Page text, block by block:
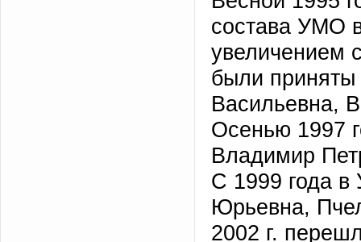
состава УМО
увеличением
были приняты
Васильевна,
Осенью 1997
Владимир
С 1999 года
Юрьевна,
2002 г.